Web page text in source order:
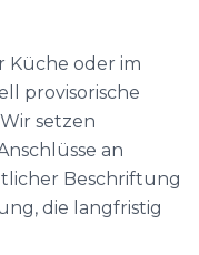
Küche oder im
provisorische
setzen
an
Beschriftung
die langfristig